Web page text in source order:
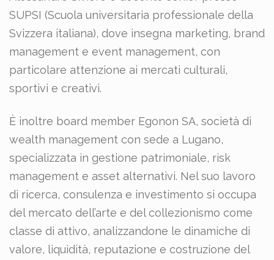
SUPSI (Scuola universitaria professionale della
Svizzera italiana), dove insegna marketing, brand
management e event management, con
particolare attenzione ai mercati culturali,
sportivi e creativi.
È inoltre board member Egonon SA, società di
wealth management con sede a Lugano,
specializzata in gestione patrimoniale, risk
management e asset alternativi. Nel suo lavoro
di ricerca, consulenza e investimento si occupa
del mercato dell’arte e del collezionismo come
classe di attivo, analizzandone le dinamiche di
valore, liquidità, reputazione e costruzione del